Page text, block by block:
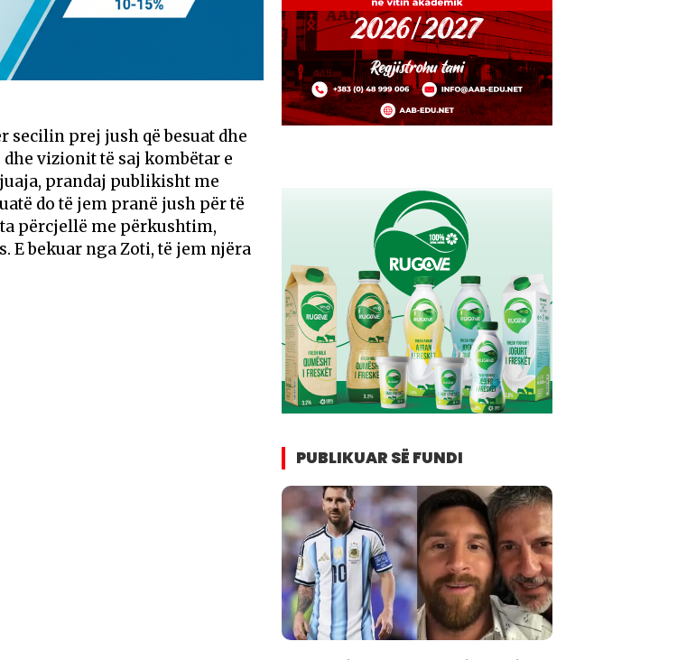
prej jush që besuat dhe
vizionit të saj kombëtar e
prandaj publikisht me
do të jem pranë jush për të
përcjellë me përkushtim,
E bekuar nga Zoti, të jem njëra
PUBLIKUAR SË FUNDI